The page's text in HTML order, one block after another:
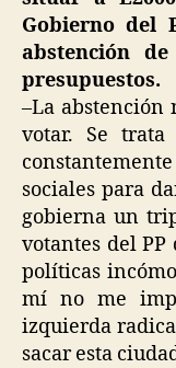
Gobierno del
abstención
presupuestos.
–La abstención
votar. Se
sociales para
gobierna un
votantes del PP
políticas
mí no me
izquierda
sacar esta